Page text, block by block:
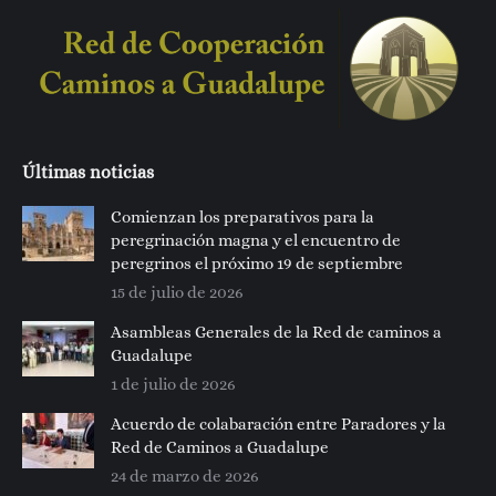
Últimas noticias
Comienzan los preparativos para la
peregrinación magna y el encuentro de
peregrinos el próximo 19 de septiembre
15 de julio de 2026
Asambleas Generales de la Red de caminos a
Guadalupe
1 de julio de 2026
Acuerdo de colabaración entre Paradores y la
Red de Caminos a Guadalupe
24 de marzo de 2026